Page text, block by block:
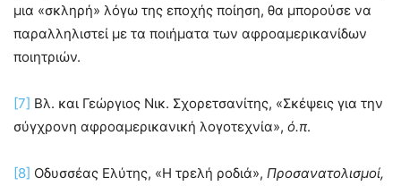
μια «σκληρή» λόγω της εποχής ποίηση, θα μπορούσε να
παραλληλιστεί με τα ποιήματα των αφροαμερικανίδων
ποιητριών.
[7] Βλ. και Γεώργιος Νικ. Σχορετσανίτης, «Σκέψεις για την
σύγχρονη αφροαμερικανική λογοτεχνία», ό.π.
[8] Οδυσσέας Ελύτης, «Η τρελή ροδιά», Προσανατολισμοί,